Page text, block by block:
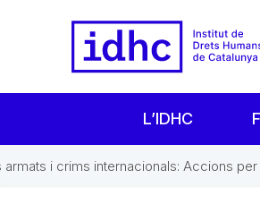
L’IDHC
i crims internacionals: Accions per